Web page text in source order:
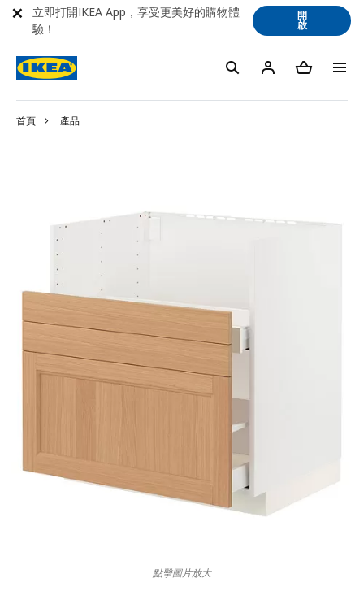
首頁 產品
點擊圖片放大
立即打開IKEA App，享受更美好的購物體
驗！
開
啟